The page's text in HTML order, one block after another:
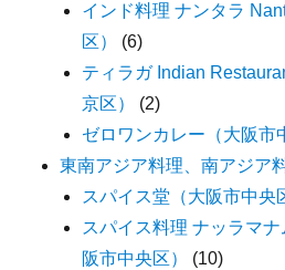
インド料理 ナンタラ
区）
(6)
ティラガ Indian
京区）
(2)
ゼロワンカレー（大阪市
東南アジア料理、南アジア
スパイス堂（大阪市中央
スパイス料理 ナッラマ
阪市中央区）
(10)